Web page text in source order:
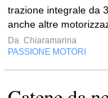
trazione integrale da
anche altre
Da Chiaramarina
PASSIONE MOTORI